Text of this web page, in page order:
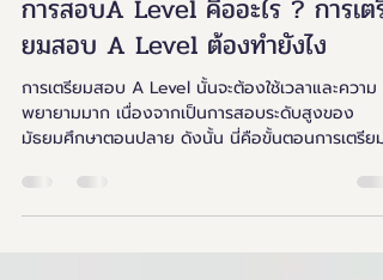
Chulacenter admin
3 เม.ย. 2566
ยาว 1 นาที
การสอบA Level คืออะไร ? การเตรี
ยมสอบ A Level ต้องทำยังไง
พยายามมาก เนื่องจากเป็นการสอบระดับสูงของ
มัธยมศึกษาตอนปลาย ดังนั้น นี่คือขั้นตอนการเตรียม